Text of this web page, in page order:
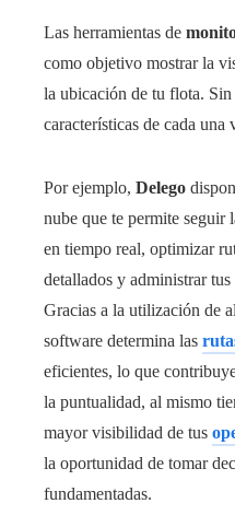
Las herramientas de
como objetivo mostrar la
la ubicación de tu flota.
características de cada una
Por ejemplo, Delego
nube que te permite seguir
en tiempo real, optimizar
detallados y administrar
Gracias a la utilización de
software determina las
eficientes, lo que
la puntualidad, al mismo
mayor visibilidad de tus
la oportunidad de tomar
fundamentadas.